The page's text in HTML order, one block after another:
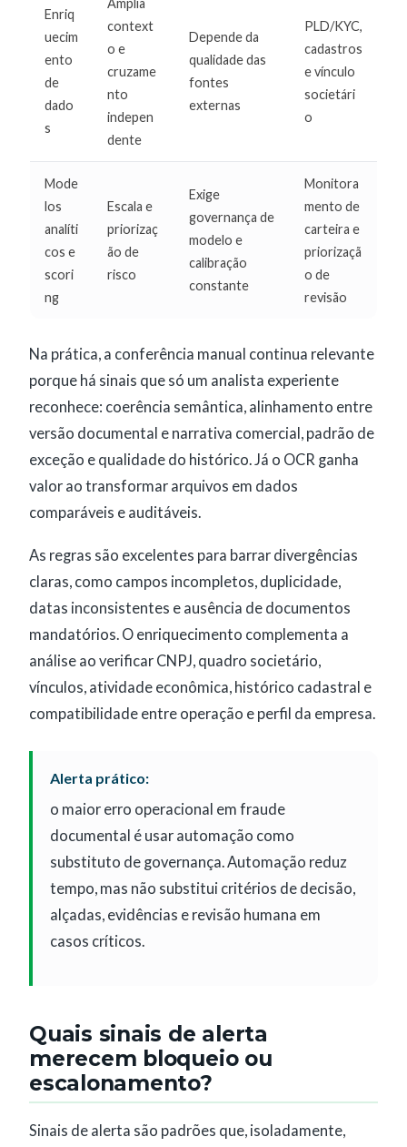
Enriq
uecim
ento
de
dado
s
Amplia
context
o e
cruzame
nto
indepen
dente
Depende da
qualidade das
fontes
externas
PLD/KYC,
cadastros
e vínculo
societári
o
Mode
los
analíti
cos e
scori
ng
Escala e
priorizaç
ão de
risco
Exige
governança de
modelo e
calibração
constante
Monitora
mento de
carteira e
priorizaçã
o de
revisão
Na prática, a conferência manual continua relevante
porque há sinais que só um analista experiente
reconhece: coerência semântica, alinhamento entre
versão documental e narrativa comercial, padrão de
exceção e qualidade do histórico. Já o OCR ganha
valor ao transformar arquivos em dados
comparáveis e auditáveis.
As regras são excelentes para barrar divergências
claras, como campos incompletos, duplicidade,
datas inconsistentes e ausência de documentos
mandatórios. O enriquecimento complementa a
análise ao verificar CNPJ, quadro societário,
vínculos, atividade econômica, histórico cadastral e
compatibilidade entre operação e perfil da empresa.
Alerta prático:
o maior erro operacional em fraude
documental é usar automação como
substituto de governança. Automação reduz
tempo, mas não substitui critérios de decisão,
alçadas, evidências e revisão humana em
casos críticos.
Quais sinais de alerta
merecem bloqueio ou
escalonamento?
Sinais de alerta são padrões que, isoladamente,